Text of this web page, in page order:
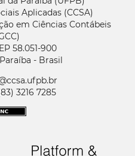
Aplicadas (CCSA)
em Ciências Contábeis
58.051-900
- Brasil
3216 7285